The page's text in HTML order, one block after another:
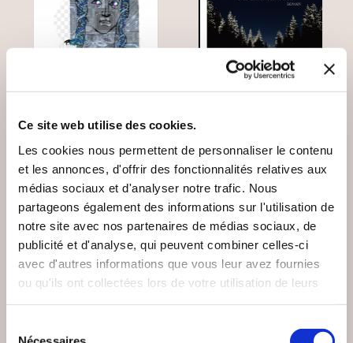
Ce site web utilise des cookies.
Les cookies nous permettent de personnaliser le contenu
et les annonces, d'offrir des fonctionnalités relatives aux
médias sociaux et d'analyser notre trafic. Nous
partageons également des informations sur l'utilisation de
notre site avec nos partenaires de médias sociaux, de
publicité et d'analyse, qui peuvent combiner celles-ci
avec d'autres informations que vous leur avez fournies
ou qu'ils ont collectées lors de votre utilisation de leurs
Patrick BENT
Romans
13€00
Damien LANDEAU
Romans
18€00